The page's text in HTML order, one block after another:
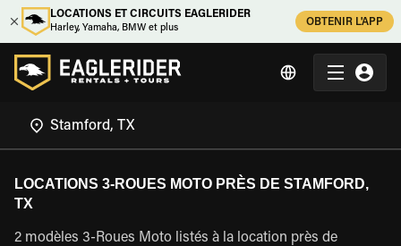
LOCATIONS ET CIRCUITS EAGLERIDER
Harley, Yamaha, BMW et plus
OBTENIR L'APP
LOCATIONS 3-ROUES MOTO PRÈS DE STAMFORD,
TX
2 modèles 3-Roues Moto listés à la location près de